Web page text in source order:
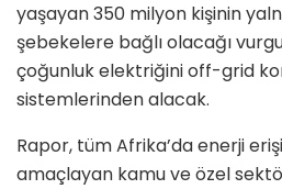
yaşayan 350 milyon kişinin
şebekelere bağlı olacağı
çoğunluk elektriğini off-grid
sistemlerinden alacak.
Rapor, tüm Afrika’da enerji
amaçlayan kamu ve özel